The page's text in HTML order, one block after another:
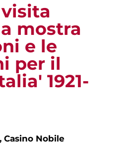
mostra
e le
per il
1921-
Casino Nobile